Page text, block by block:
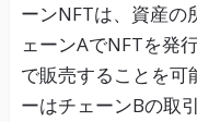
ーンNFTは、資産の
ェーンAでNFTを発
で販売することを可
ーはチェーンBの取